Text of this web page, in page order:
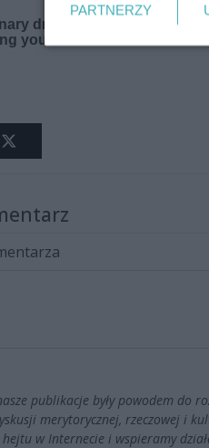
publikacje były powodem do
merytorycznej, rzeczowej i
w Internecie i wspieramy
PARTNERZY